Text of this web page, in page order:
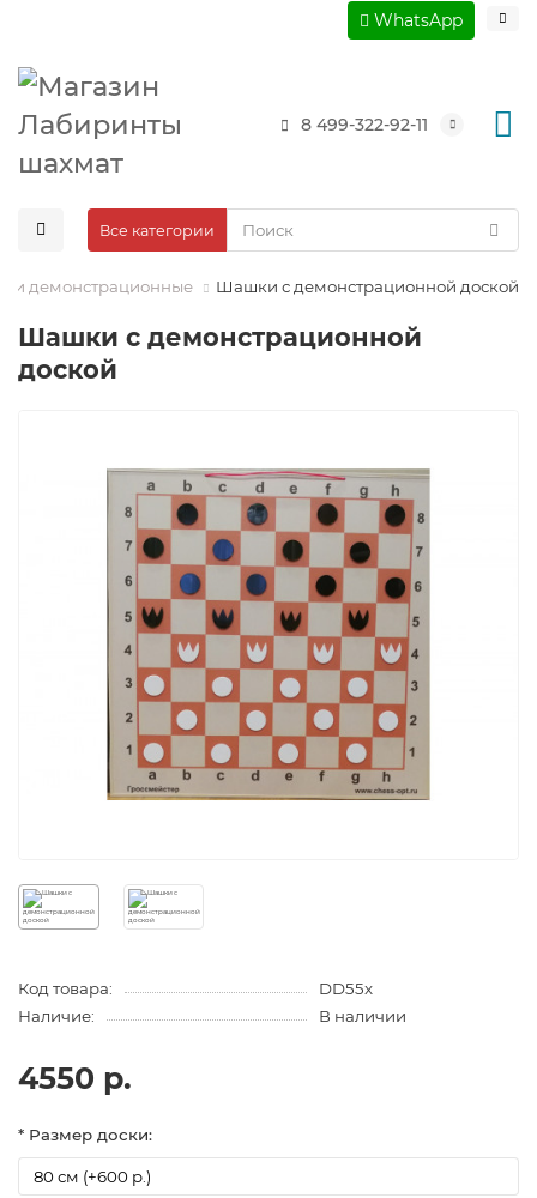
WhatsApp
8 499-322-92-11
Все категории
демонстрационные Шашки с демонстрационной доской
Шашки с демонстрационной
доской
Код товара:
DD55x
Наличие:
В наличии
4550 р.
* Размер доски: